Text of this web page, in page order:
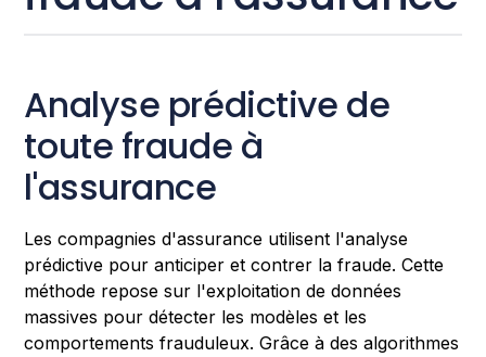
Analyse prédictive de
toute fraude à
l'assurance
Les compagnies d'assurance utilisent l'analyse
prédictive pour anticiper et contrer la fraude. Cette
méthode repose sur l'exploitation de données
massives pour détecter les modèles et les
comportements frauduleux. Grâce à des algorithmes